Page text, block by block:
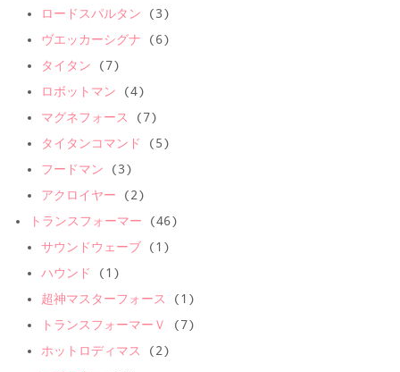
ロードスパルタン (3)
ヴエッカーシグナ (6)
タイタン (7)
ロボットマン (4)
マグネフォース
(7)
タイタンコマンド
(5)
フードマン (3)
アクロイヤー (2)
トランスフォーマー (46)
サウンドウェーブ (1)
ハウンド
(1)
超神マスターフォース
(1)
トランスフォーマーＶ
(7)
ホットロディマス
(2)